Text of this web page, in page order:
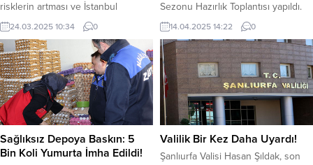
risklerin artması ve İstanbul
Büyükşehir Belediye Başkanı
Ekrem İmamoğlu’nun
tutuklanmasının ardından döviz
kurlarında son durum nedir? Dolar
geçtiğimiz haftayı 37.91 TL’den
kapattı. Haftanın ilk işlem gününde
Dolar 38.01 TL’den güne başladı.
Saat 10.25 itibariyle Dolar 37.84...
24.03.2025 10:34 0
Sezonu Hazırlık Toplantısı yapıldı.
Şanlıurfa’nın turizm potansiyelini
artırmaya yönelik adımların
değerlendirildi. Toplantıda, sezon
boyunca yürütülecek çalışmalar
masaya yatırıldı. Valilik Konferans
Salonunda yapılan toplantıya AK
Parti Şanlıurfa Milletvekilleri Cevahir
Asuman Yazmacı, Mehmet Ali
Cevheri, Karaköprü Belediye
Başkanı Nihat Çiftçi, İl Kültür ve
Turizm müdürü ve...
14.04.2025 14:22 0
Sağlıksız Depoya Baskın: 5
Bin Koli Yumurta İmha Edildi!
Valilik Bir Kez Daha Uyardı!
Şanlıurfa Valisi Hasan Şıldak, son